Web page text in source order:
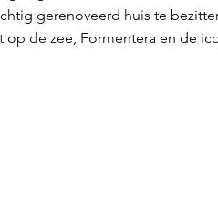
gerenoveerd huis te
de zee, Formentera en de